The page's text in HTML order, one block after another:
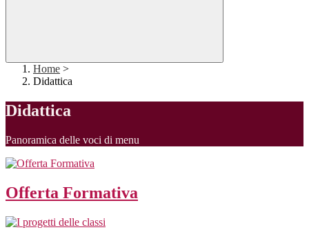
Home >
Didattica
Didattica
Panoramica delle voci di menu
Offerta Formativa